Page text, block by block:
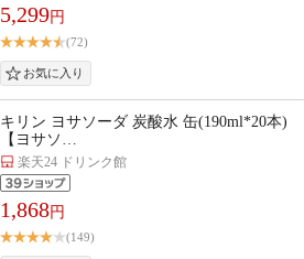
5,299円
(72)
キリン ヨサソーダ 炭酸水 缶(190ml*20本)
【ヨサソ…
楽天24 ドリンク館
1,868円
(149)